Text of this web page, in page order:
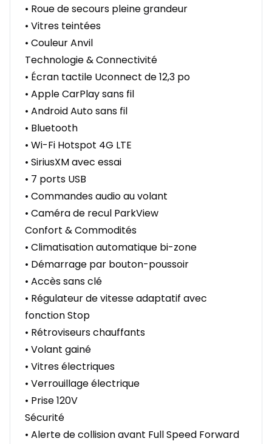
• Roue de secours pleine grandeur
• Vitres teintées
• Couleur Anvil
Technologie & Connectivité
• Écran tactile Uconnect de 12,3 po
• Apple CarPlay sans fil
• Android Auto sans fil
• Bluetooth
• Wi-Fi Hotspot 4G LTE
• SiriusXM avec essai
• 7 ports USB
• Commandes audio au volant
• Caméra de recul ParkView
Confort & Commodités
• Climatisation automatique bi-zone
• Démarrage par bouton-poussoir
• Accès sans clé
• Régulateur de vitesse adaptatif avec
fonction Stop
• Rétroviseurs chauffants
• Volant gainé
• Vitres électriques
• Verrouillage électrique
• Prise 120V
Sécurité
• Alerte de collision avant Full Speed Forward